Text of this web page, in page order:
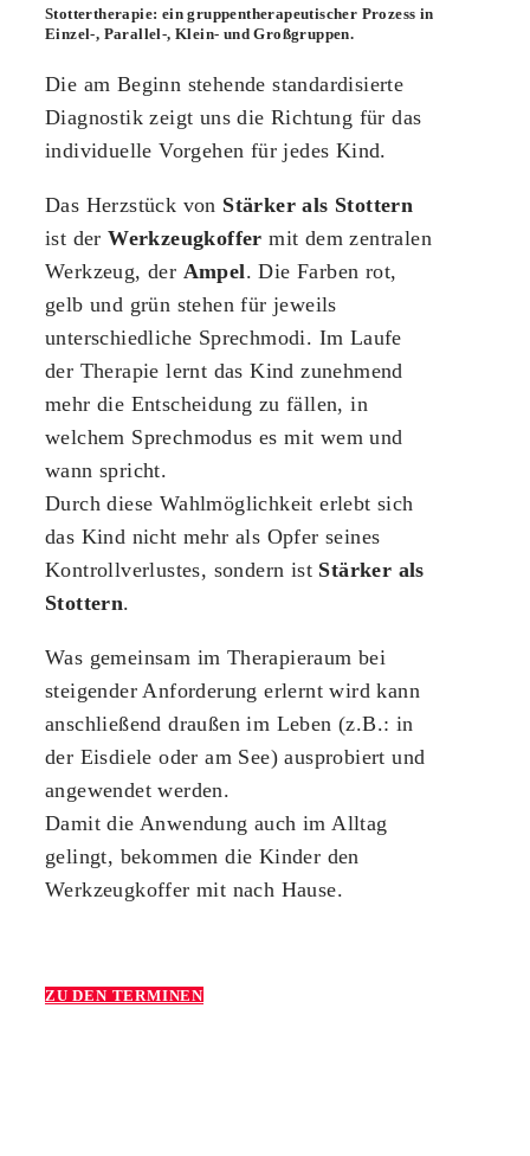
Stottertherapie: ein gruppentherapeutischer Prozess in
Einzel-, Parallel-, Klein- und Großgruppen.
Die am Beginn stehende standardisierte
Diagnostik zeigt uns die Richtung für das
individuelle Vorgehen für jedes Kind.
Das Herzstück von Stärker als Stottern
ist derWerkzeugkoffer mit dem zentralen
Werkzeug, der Ampel. Die Farben rot,
gelb und grün stehen für jeweils
unterschiedliche Sprechmodi. Im Laufe
der Therapie lernt das Kind zunehmend
mehr die Entscheidung zu fällen, in
welchem Sprechmodus es mit wem und
wann spricht.
Durch diese Wahlmöglichkeit erlebt sich
das Kind nicht mehr als Opfer seines
Kontrollverlustes, sondern ist Stärker als
Stottern.
Was gemeinsam im Therapieraum bei
steigender Anforderung erlernt wird kann
anschließend draußen im Leben (z.B.: in
der Eisdiele oder am See) ausprobiert und
angewendet werden.
Damit die Anwendung auch im Alltag
gelingt, bekommen die Kinder den
Werkzeugkoffer mit nach Hause.
ZU DEN TERMINEN